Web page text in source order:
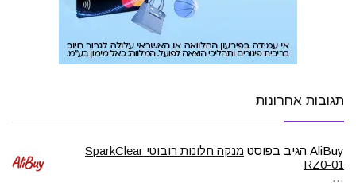
תגובות אחרונות
AliBuy הגיב בפוסט
מנקה חלונות רובוטי SparkClear
RZ0-01
…